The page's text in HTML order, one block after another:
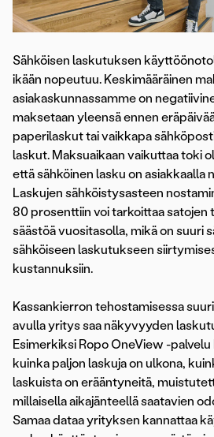
Sähköisen laskutuksen
ikään nopeutuu. Keskimääräinen
asiakaskunnassamme on
maksetaan yleensä ennen
paperilaskut tai vaikkapa
laskut. Maksuaikaan vaikuttaa toki
että sähköinen lasku on asiakkaalla
Laskujen sähköistysasteen
80 prosenttiin voi tarkoittaa satojen
säästöä vuositasolla, mikä on suuri
sähköiseen laskutukseen
kustannuksiin.
Kassankierron tehostamisessa
avulla yritys saa näkyvyyden
Esimerkiksi Ropo OneView -
kuinka paljon laskuja on ulkona,
laskuista on erääntyneitä,
millaisella aikajänteellä saatavien
Samaa dataa yrityksen kannattaa